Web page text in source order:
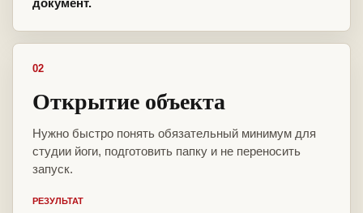
документ.
02
Открытие объекта
Нужно быстро понять обязательный минимум для
студии йоги, подготовить папку и не переносить
запуск.
РЕЗУЛЬТАТ